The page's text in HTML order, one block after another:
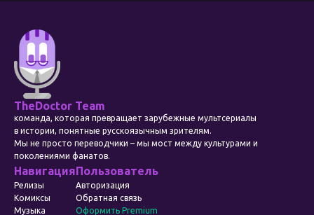
TheDoctor Team
команда, которая превращает зарубежные мультсериалы
в истории, понятные русскоязычным зрителям.
Мы не просто переводчики – мы мост между культурами и
поколениями фанатов.
Навигация
Релизы
Комиксы
Музыка
Пользователь
Авторизация
Обратная связь
Оформить Premium